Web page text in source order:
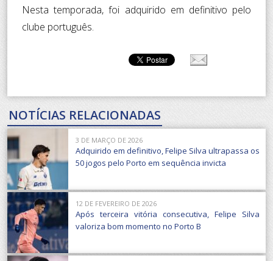
Nesta temporada, foi adquirido em definitivo pelo
clube português.
NOTÍCIAS RELACIONADAS
3 DE MARÇO DE 2026
Adquirido em definitivo, Felipe Silva ultrapassa os
50 jogos pelo Porto em sequência invicta
12 DE FEVEREIRO DE 2026
Após terceira vitória consecutiva, Felipe Silva
valoriza bom momento no Porto B